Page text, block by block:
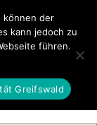
MENÜ
können der
kann jedoch zu
führen.
Greifswald